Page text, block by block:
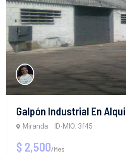
Galpón Industrial En
Miranda ID-MIO: 3f45
$ 2,500/Mes